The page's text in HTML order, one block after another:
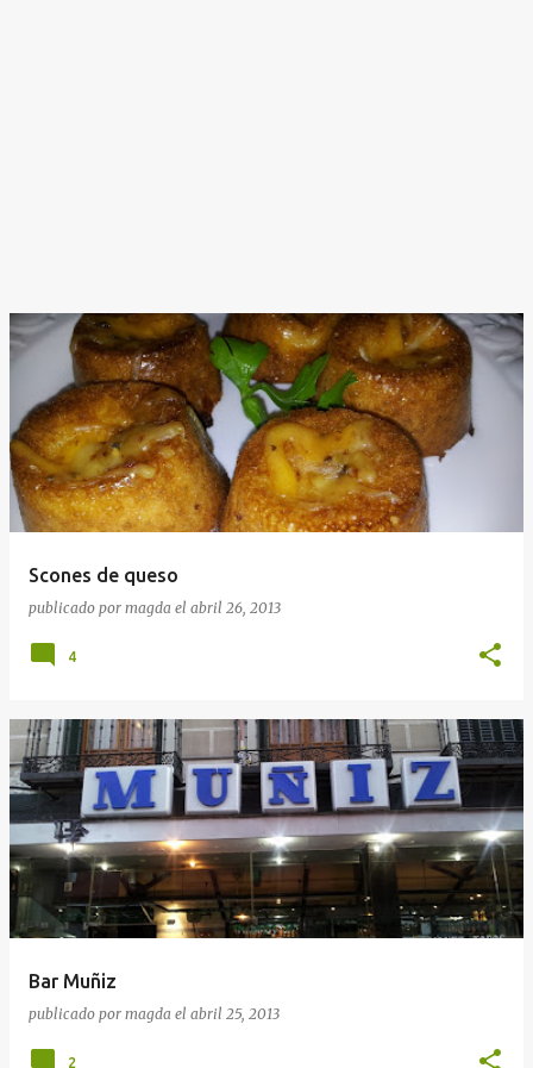
Scones de queso
publicado por magda el abril 26, 2013
4
Bar Muñiz
publicado por magda el abril 25, 2013
2